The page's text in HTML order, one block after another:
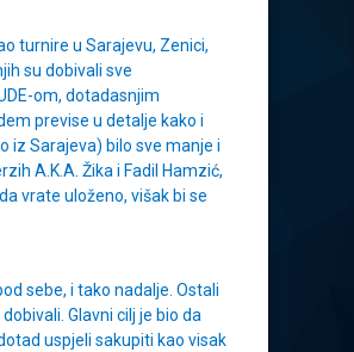
turnire u Sarajevu, Zenici,
su dobivali sve
om, dotadasnjim
previse u detalje kako i
iz Sarajeva) bilo sve manje i
A.K.A. Žika i Fadil Hamzić,
vrate uloženo, višak bi se
sebe, i tako nadalje. Ostali
Glavni cilj je bio da
uspjeli sakupiti kao visak